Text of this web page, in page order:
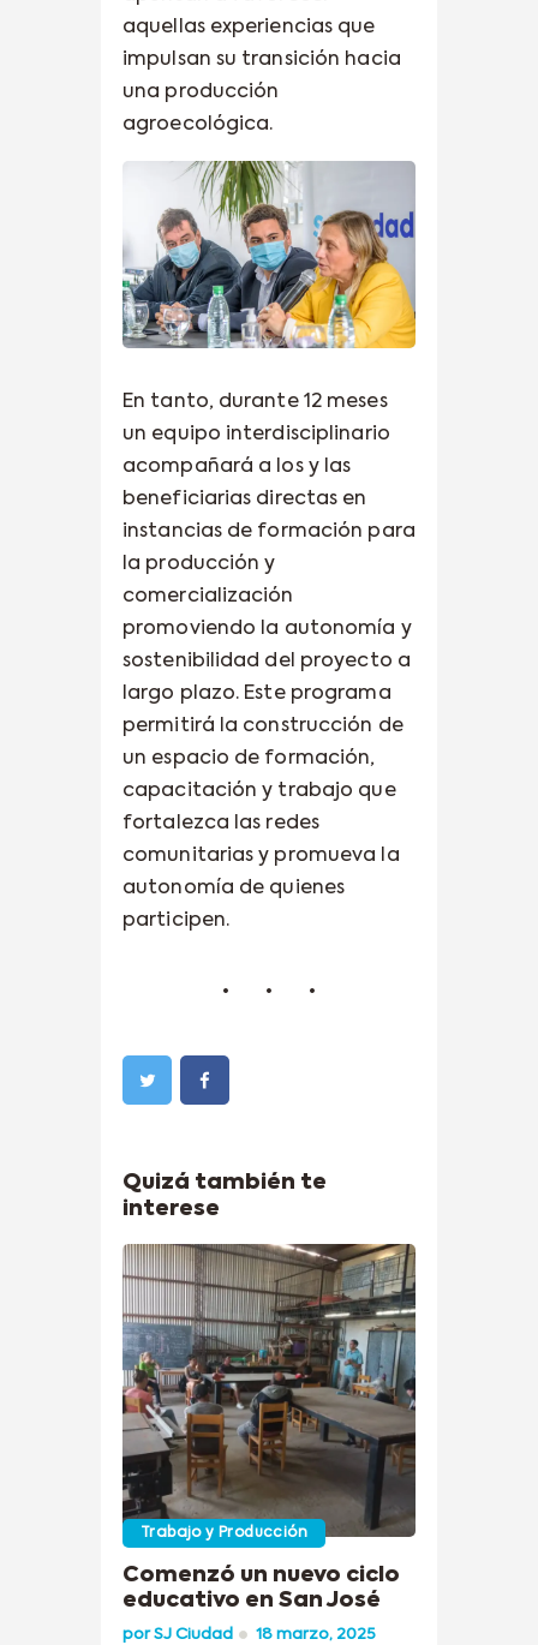
aquellas experiencias que
impulsan su transición hacia
una producción
agroecológica.
En tanto, durante 12 meses
un equipo interdisciplinario
acompañará a los y las
beneficiarias directas en
instancias de formación para
la producción y
comercialización
promoviendo la autonomía y
sostenibilidad del proyecto a
largo plazo. Este programa
permitirá la construcción de
un espacio de formación,
capacitación y trabajo que
fortalezca las redes
comunitarias y promueva la
autonomía de quienes
participen.
Quizá también te
interese
Trabajo y Producción
Comenzó un nuevo ciclo
educativo en San José
porSJ Ciudad 18 marzo, 2025